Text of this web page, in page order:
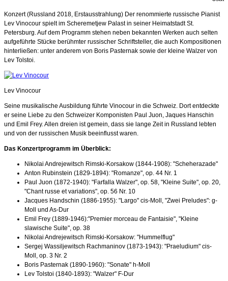
Konzert (Russland 2018, Erstausstrahlung) Der renommierte russische Pianist
Lev Vinocour spielt im Scheremetjew Palast in seiner Heimatstadt St.
Petersburg. Auf dem Programm stehen neben bekannten Werken auch selten
aufgeführte Stücke berühmter russischer Schriftsteller, die auch Kompositionen
hinterließen: unter anderem von Boris Pasternak sowie der kleine Walzer von
Lev Tolstoi.
Lev Vinocour
Seine musikalische Ausbildung führte Vinocour in die Schweiz. Dort entdeckte
er seine Liebe zu den Schweizer Komponisten Paul Juon, Jaques Hanschin
und Emil Frey. Allen dreien ist gemein, dass sie lange Zeit in Russland lebten
und von der russischen Musik beeinflusst waren.
Das Konzertprogramm im Überblick:
Nikolai Andrejewitsch Rimski-Korsakow (1844-1908): "Scheherazade"
Anton Rubinstein (1829-1894): "Romanze", op. 44 Nr. 1
Paul Juon (1872-1940): "Farfalla Walzer", op. 58, "Kleine Suite", op. 20,
"Chant russe et variations", op. 56 Nr. 10
Jacques Handschin (1886-1955): "Largo" cis-Moll, "Zwei Preludes": g-
Moll und As-Dur
Emil Frey (1889-1946):"Premier morceau de Fantaisie", "Kleine
slawische Suite", op. 38
Nikolai Andrejewitsch Rimski-Korsakow: "Hummelflug"
Sergej Wassiljewitsch Rachmaninov (1873-1943): "Praeludium" cis-
Moll, op. 3 Nr. 2
Boris Pasternak (1890-1960): "Sonate" h-Moll
Lev Tolstoi (1840-1893): "Walzer" F-Dur